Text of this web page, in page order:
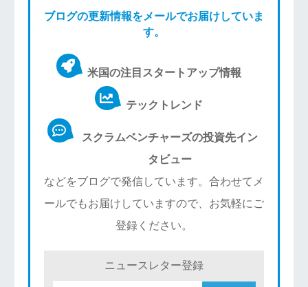
ブログの更新情報をメールでお届けしていま
す。
米国の注目スタートアップ情報
テックトレンド
スクラムベンチャーズの投資先イン
タビュー
などをブログで発信しています。合わせてメ
ールでもお届けしていますので、お気軽にご
登録ください。
ニュースレター登録